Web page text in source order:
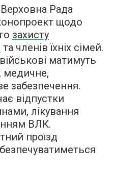
Рада
щодо
захисту
та членів їхніх сімей.
матимуть
медичне,
забезпечення.
відпустки
лікування
ВЛК.
проїзд